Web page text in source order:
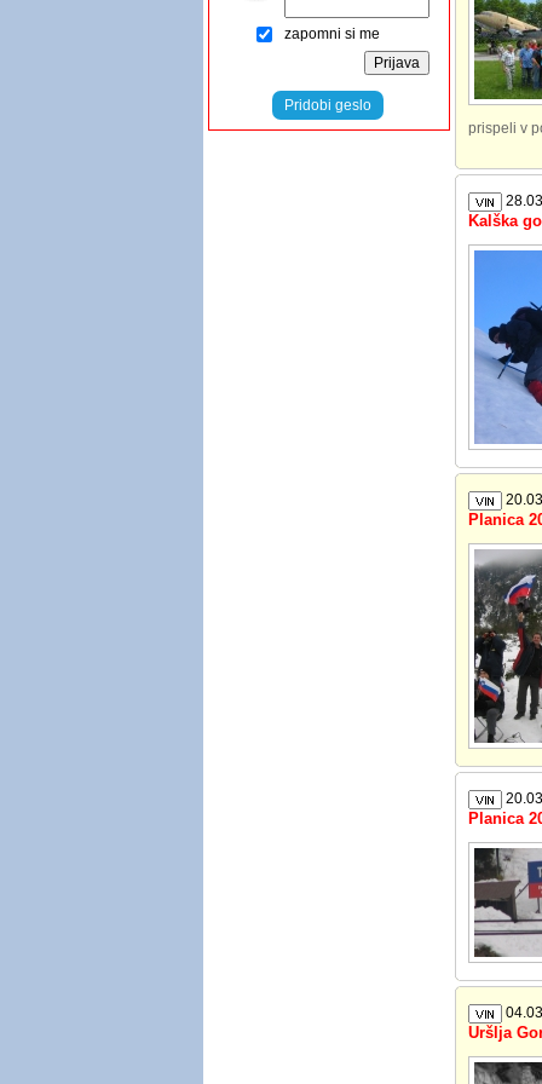
zapomni si me
Pridobi geslo
prispeli v
Kalška
Planica
Planica
Uršlja